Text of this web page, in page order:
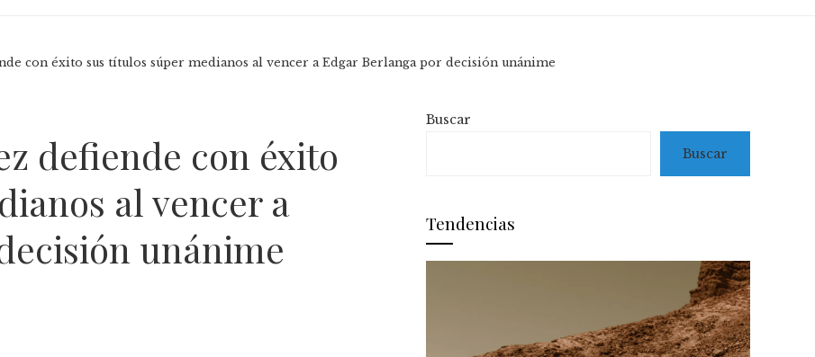
con éxito sus títulos súper medianos al vencer a Edgar Berlanga por decisión unánime
defiende con éxito
al vencer a
unánime
Buscar
Buscar
Tendencias